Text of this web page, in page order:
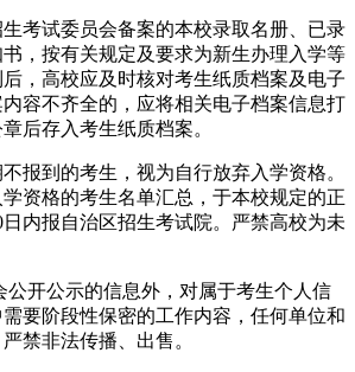
考试委员会备案的本校录取名册、已录
，按有关规定及要求为新生办理入学等
，高校应及时核对考生纸质档案及电子
容不齐全的，应将相关电子档案信息打
后存入考生纸质档案。
报到的考生，视为自行放弃入学资格。
资格的考生名单汇总，于本校规定的正
内报自治区招生考试院。严禁高校为未
公开公示的信息外，对属于考生个人信
要阶段性保密的工作内容，任何单位和
禁非法传播、出售。